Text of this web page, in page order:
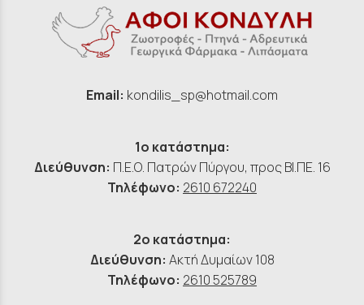
Email: kondilis_sp@hotmail.com
1ο κατάστημα:
Διεύθυνση: Π.Ε.Ο. Πατρών Πύργου, προς ΒΙ.ΠΕ. 16
Τηλέφωνο: 2610 672240
2ο κατάστημα:
Διεύθυνση: Ακτή Δυμαίων 108
Τηλέφωνο: 2610 525789